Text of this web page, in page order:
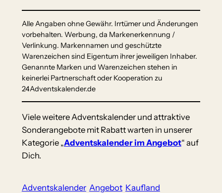
Alle Angaben ohne Gewähr. Irrtümer und Änderungen
vorbehalten. Werbung, da Markenerkennung /
Verlinkung. Markennamen und geschützte
Warenzeichen sind Eigentum ihrer jeweiligen Inhaber.
Genannte Marken und Warenzeichen stehen in
keinerlei Partnerschaft oder Kooperation zu
24Adventskalender.de
Viele weitere Adventskalender und attraktive
Sonderangebote mit Rabatt warten in unserer
Kategorie „Adventskalender im Angebot“ auf
Dich.
Adventskalender Angebot Kaufland